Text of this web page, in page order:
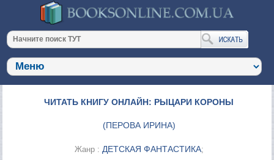
ЧИТАТЬ КНИГУ ОНЛАЙН: РЫЦАРИ КОРОНЫ
(ПЕРОВА ИРИНА)
Жанр : ДЕТСКАЯ ФАНТАСТИКА;